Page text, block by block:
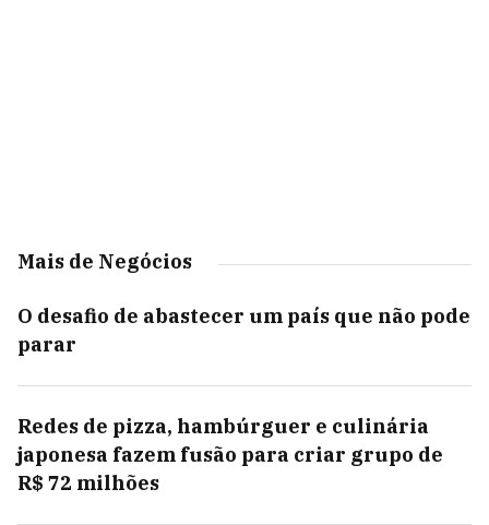
Mais de Negócios
O desafio de abastecer um país que não pode
parar
Redes de pizza, hambúrguer e culinária
japonesa fazem fusão para criar grupo de
R$ 72 milhões